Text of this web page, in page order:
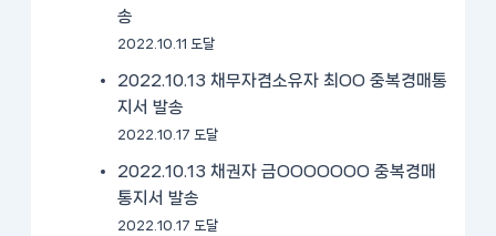
송
2022.10.11 도달
2022.10.13 채무자겸소유자 최OO 중복경매통
지서 발송
2022.10.17 도달
2022.10.13 채권자 금OOOOOOO 중복경매
통지서 발송
2022.10.17 도달